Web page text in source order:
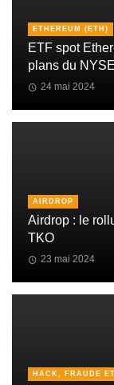
ETHEREUM (ETH)
ETF spot
plans du
24 mai 2024
AIRDROP
Airdrop : le
TKO
23 mai 2024
HACK, FRAUDE